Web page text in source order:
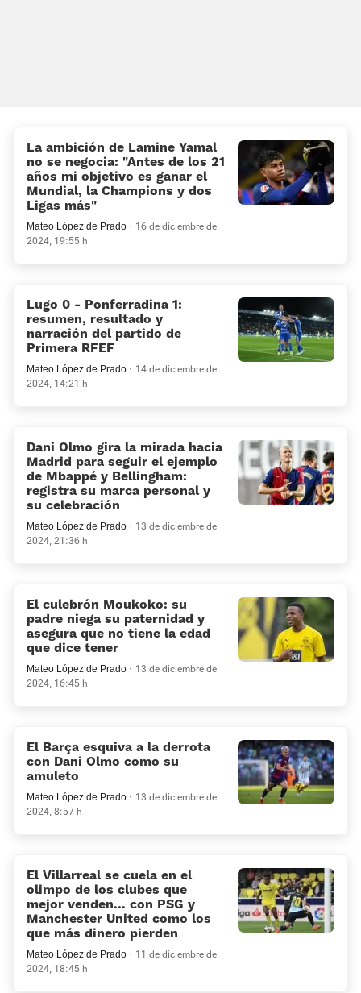
La ambición de Lamine Yamal
no se negocia: “Antes de los 21
años mi objetivo es ganar el
Mundial, la Champions y dos
Ligas más"
Mateo López de Prado
16 de diciembre de
2024, 19:55 h
Lugo 0 - Ponferradina 1:
resumen, resultado y
narración del partido de
Primera RFEF
Mateo López de Prado
14 de diciembre de
2024, 14:21 h
Dani Olmo gira la mirada hacia
Madrid para seguir el ejemplo
de Mbappé y Bellingham:
registra su marca personal y
su celebración
Mateo López de Prado
13 de diciembre de
2024, 21:36 h
El culebrón Moukoko: su
padre niega su paternidad y
asegura que no tiene la edad
que dice tener
Mateo López de Prado
13 de diciembre de
2024, 16:45 h
El Barça esquiva a la derrota
con Dani Olmo como su
amuleto
Mateo López de Prado
13 de diciembre de
2024, 8:57 h
El Villarreal se cuela en el
olimpo de los clubes que
mejor venden... con PSG y
Manchester United como los
que más dinero pierden
Mateo López de Prado
11 de diciembre de
2024, 18:45 h